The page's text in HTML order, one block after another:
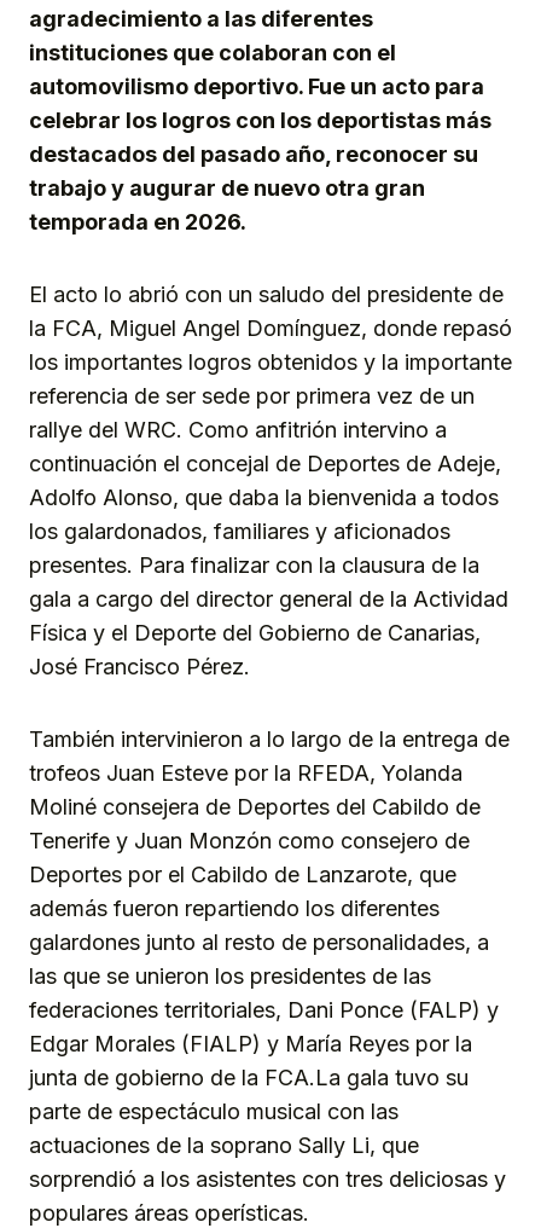
agradecimiento a las diferentes
instituciones que colaboran con el
automovilismo deportivo. Fue un acto para
celebrar los logros con los deportistas más
destacados del pasado año, reconocer su
trabajo y augurar de nuevo otra gran
temporada en 2026.
El acto lo abrió con un saludo del presidente de
la FCA, Miguel Angel Domínguez, donde repasó
los importantes logros obtenidos y la importante
referencia de ser sede por primera vez de un
rallye del WRC. Como anfitrión intervino a
continuación el concejal de Deportes de Adeje,
Adolfo Alonso, que daba la bienvenida a todos
los galardonados, familiares y aficionados
presentes. Para finalizar con la clausura de la
gala a cargo del director general de la Actividad
Física y el Deporte del Gobierno de Canarias,
José Francisco Pérez.
También intervinieron a lo largo de la entrega de
trofeos Juan Esteve por la RFEDA, Yolanda
Moliné consejera de Deportes del Cabildo de
Tenerife y Juan Monzón como consejero de
Deportes por el Cabildo de Lanzarote, que
además fueron repartiendo los diferentes
galardones junto al resto de personalidades, a
las que se unieron los presidentes de las
federaciones territoriales, Dani Ponce (FALP) y
Edgar Morales (FIALP) y María Reyes por la
junta de gobierno de la FCA.La gala tuvo su
parte de espectáculo musical con las
actuaciones de la soprano Sally Li, que
sorprendió a los asistentes con tres deliciosas y
populares áreas operísticas.